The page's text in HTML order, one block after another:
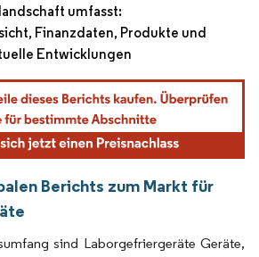
umfasst:
Finanzdaten, Produkte und
Entwicklungen
Berichts zum Markt für
sind Laborgefriergeräte Geräte,